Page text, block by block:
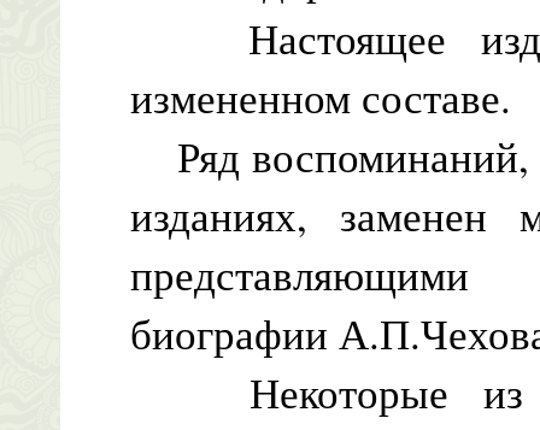
Настоящее
измененном составе.
Ряд воспоминаний,
изданиях, заменен
биографии
Некоторые из